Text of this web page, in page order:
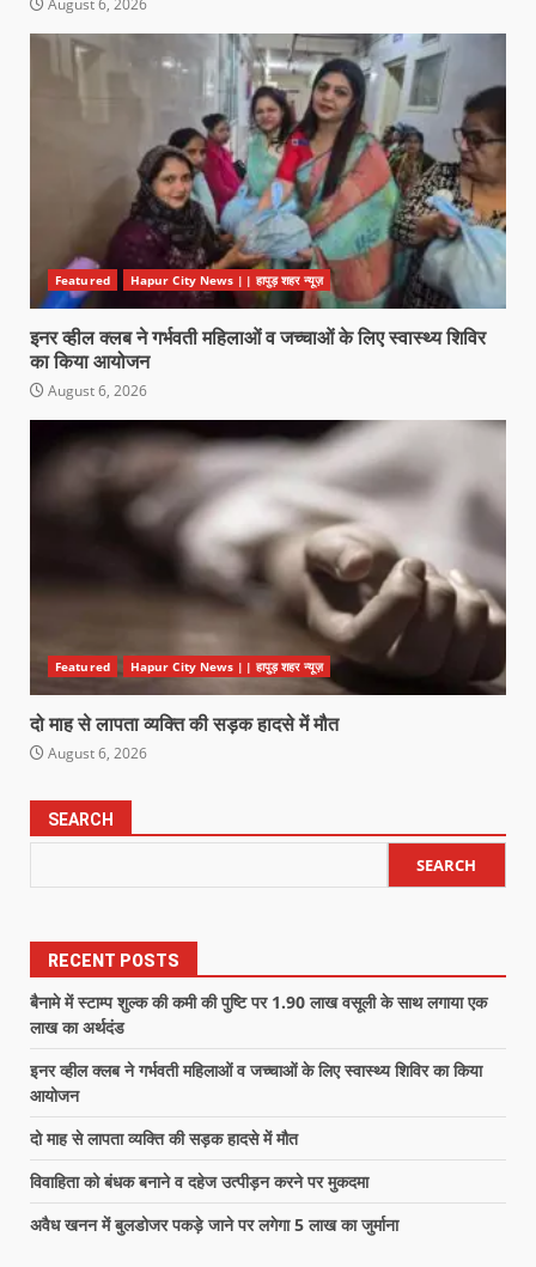
August 6, 2026
Featured Hapur City News || हापुड़ शहर न्यूज़
इनर व्हील क्लब ने गर्भवती महिलाओं व जच्चाओं के लिए स्वास्थ्य शिविर
का किया आयोजन
August 6, 2026
Featured Hapur City News || हापुड़ शहर न्यूज़
दो माह से लापता व्यक्ति की सड़क हादसे में मौत
August 6, 2026
SEARCH
SEARCH
RECENT POSTS
बैनामे में स्टाम्प शुल्क की कमी की पुष्टि पर 1.90 लाख वसूली के साथ लगाया एक
लाख का अर्थदंड
इनर व्हील क्लब ने गर्भवती महिलाओं व जच्चाओं के लिए स्वास्थ्य शिविर का किया
आयोजन
दो माह से लापता व्यक्ति की सड़क हादसे में मौत
विवाहिता को बंधक बनाने व दहेज उत्पीड़न करने पर मुकदमा
अवैध खनन में बुलडोजर पकड़े जाने पर लगेगा 5 लाख का जुर्माना